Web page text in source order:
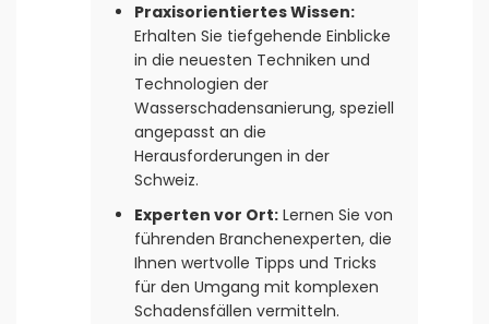
Praxisorientiertes Wissen:
Erhalten Sie tiefgehende Einblicke
in die neuesten Techniken und
Technologien der
Wasserschadensanierung, speziell
angepasst an die
Herausforderungen in der
Schweiz.
Experten vor Ort: Lernen Sie von
führenden Branchenexperten, die
Ihnen wertvolle Tipps und Tricks
für den Umgang mit komplexen
Schadensfällen vermitteln.